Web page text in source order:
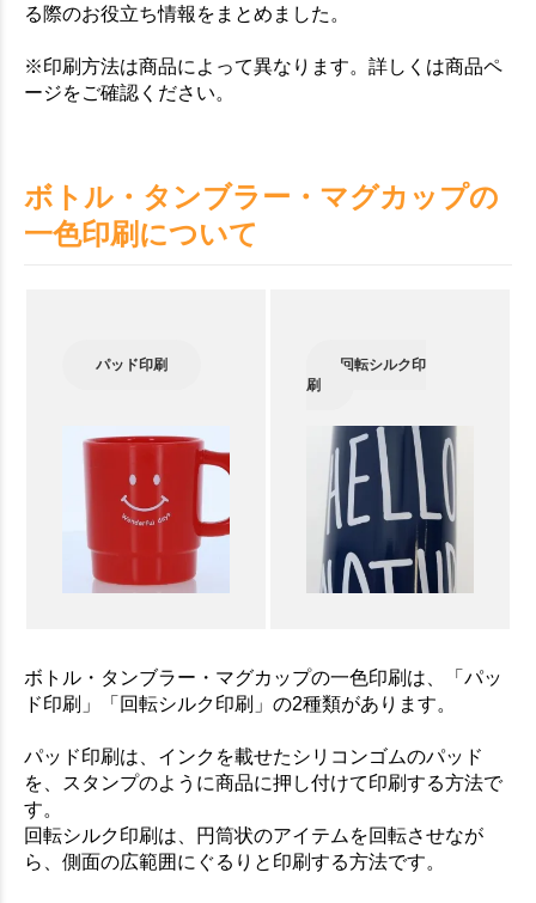
る際のお役立ち情報をまとめました。
※印刷方法は商品によって異なります。詳しくは商品ペ
ージをご確認ください。
ボトル・タンブラー・マグカップの
一色印刷について
パッド印刷
回転シルク印
刷
ボトル・タンブラー・マグカップの一色印刷は、「パッ
ド印刷」「回転シルク印刷」の2種類があります。
パッド印刷は、インクを載せたシリコンゴムのパッド
を、スタンプのように商品に押し付けて印刷する方法で
す。
回転シルク印刷は、円筒状のアイテムを回転させなが
ら、側面の広範囲にぐるりと印刷する方法です。